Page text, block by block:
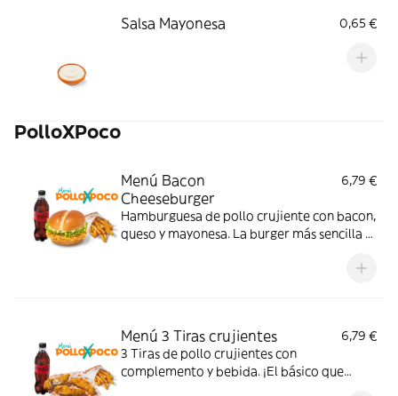
Salsa Mayonesa 0,65 €
PolloXPoco
Menú Bacon
Cheeseburger
6,79 €
Hamburguesa de pollo crujiente con bacon,
queso y mayonesa. La burger más sencilla y
Menú 3 Tiras crujientes
6,79 €
3 Tiras de pollo crujientes con
complemento y bebida. ¡El básico que